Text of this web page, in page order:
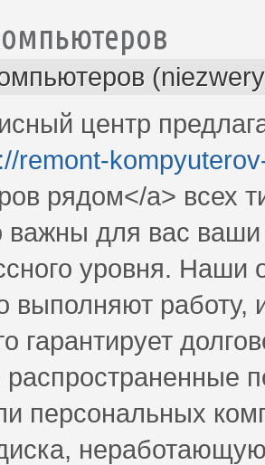
центр
remont-
рядом</a> всех
важны для вас
уровня. Наши
выполняют работу,
гарантирует
персональных